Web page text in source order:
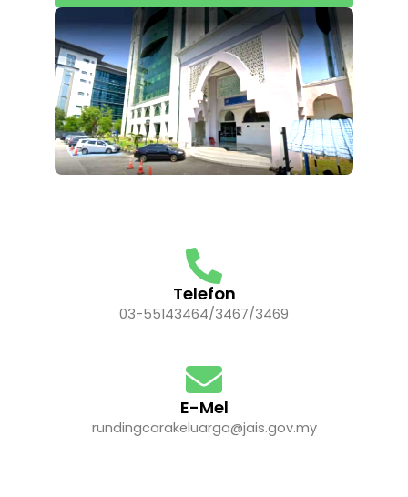
Telefon
03-55143464/3467/3469
E-Mel
rundingcarakeluarga@jais.gov.my